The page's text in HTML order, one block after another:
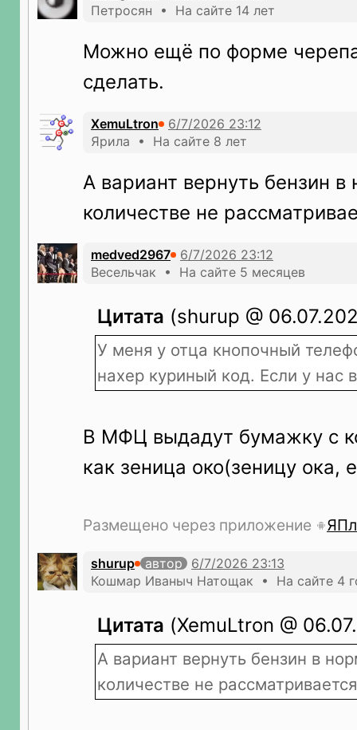
Петросян • На сайте 14 лет
Можно ещё по форме
сделать.
XemuLtron
Ярила • На сайте 8 лет
А вариант вернуть бензин
количестве не
medved2967
Весельчак • На сайте 5 месяцев
Цитата (shurup @
У меня у отца кнопочный
нахер куриный код. Если у нас
В МФЦ выдадут бумажку с
как зеница око(зеницу ока,
Размещено через приложение
shurup
автор
Кошмар Иваныч Натощак • На сайте 4
Цитата (XemuLtron @
А вариант вернуть бензин в
количестве не